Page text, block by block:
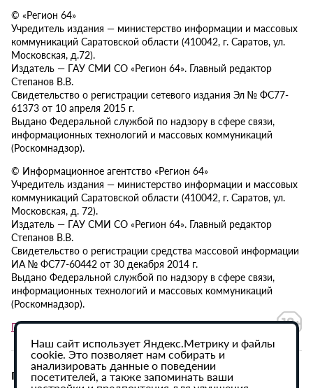
© «Регион 64»
Учредитель издания — министерство информации и массовых
коммуникаций Саратовской области (410042, г. Саратов, ул.
Московская, д.72).
Издатель — ГАУ СМИ СО «Регион 64». Главный редактор
Степанов В.В.
Свидетельство о регистрации сетевого издания Эл № ФС77-
61373 от 10 апреля 2015 г.
Выдано Федеральной службой по надзору в сфере связи,
информационных технологий и массовых коммуникаций
(Роскомнадзор).
© Информационное агентство «Регион 64»
Учредитель издания — министерство информации и массовых
коммуникаций Саратовской области (410042, г. Саратов, ул.
Московская, д. 72).
Издатель — ГАУ СМИ СО «Регион 64». Главный редактор
Степанов В.В.
Свидетельство о регистрации средства массовой информации
ИА № ФС77-60442 от 30 декабря 2014 г.
Выдано Федеральной службой по надзору в сфере связи,
информационных технологий и массовых коммуникаций
(Роскомнадзор).
Политика в отношении обработки персональных данных
При использовании материалов сайта активная
Наш сайт использует Яндекс.Метрику и файлы
cookie. Это позволяет нам собирать и
анализировать данные о поведении
посетителей, а также запоминать ваши